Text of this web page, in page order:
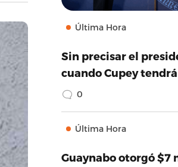
Última Hora
Sin precisar el
cuando Cupey
0
Última Hora
Guaynabo otorgó $7